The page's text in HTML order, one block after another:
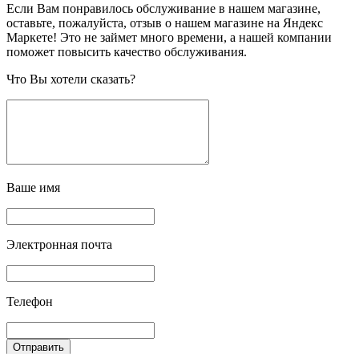
Если Вам понравилось обслуживание в нашем магазине,
оставьте, пожалуйста, отзыв о нашем магазине на Яндекс
Маркете! Это не займет много времени, а нашей компании
поможет повысить качество обслуживания.
Что Вы хотели сказать?
Ваше имя
Электронная почта
Телефон